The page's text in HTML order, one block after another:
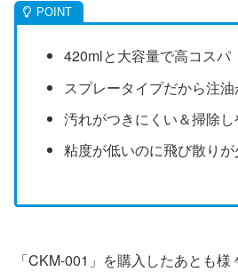
420mlと大容量で高コスパ
スプレータイプだから注
汚れがつきにくい＆掃除
粘度が低いのに飛び散り
「CKM-001」を購入したあとも